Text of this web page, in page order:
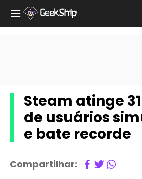
Steam atinge
de usuários
e bate recorde
Compartilhar: